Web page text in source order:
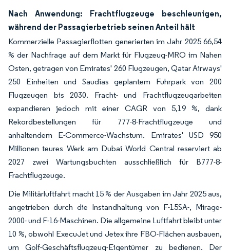
Nach Anwendung: Frachtflugzeuge beschleunigen,
während der Passagierbetrieb seinen Anteil hält
Kommerzielle Passagierflotten generierten im Jahr 2025 66,54
% der Nachfrage auf dem Markt für Flugzeug-MRO im Nahen
Osten, getragen von Emirates' 260 Flugzeugen, Qatar Airways'
250 Einheiten und Saudias geplantem Fuhrpark von 200
Flugzeugen bis 2030. Fracht- und Frachtflugzeugarbeiten
expandieren jedoch mit einer CAGR von 5,19 %, dank
Rekordbestellungen für 777-8-Frachtflugzeuge und
anhaltendem E-Commerce-Wachstum. Emirates' USD 950
Millionen teures Werk am Dubai World Central reserviert ab
2027 zwei Wartungsbuchten ausschließlich für B777-8-
Frachtflugzeuge.
Die Militärluftfahrt macht 15 % der Ausgaben im Jahr 2025 aus,
angetrieben durch die Instandhaltung von F-15SA-, Mirage-
2000- und F-16-Maschinen. Die allgemeine Luftfahrt bleibt unter
10 %, obwohl ExecuJet und Jetex ihre FBO-Flächen ausbauen,
um Golf-Geschäftsflugzeug-Eigentümer zu bedienen. Der